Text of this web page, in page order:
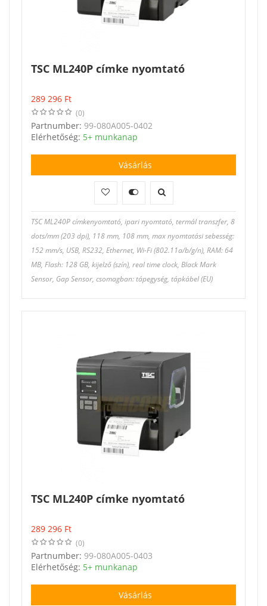
TSC ML240P címke nyomtató
289 296 Ft
(0)
Partnumber: 99-080A005-0402
Elérhetőség: 5+ munkanap
Vásárlás
TSC ML240P címkenyomtató, ipari nyomtató, termál transzfer, 8
dots/mm (203 dpi), 118 mm, 108 mm, max nyomtatási sebesség:
152 mm/s, USB, RS232, Ethernet, Wi-Fi (802.11a/b/g/n), RAM: 64
MB, Flash: 128 GB, kijelző (szín), real time clock, Black Mark
Sensor, Gap Sensor, csomagban: tápegység, tápkábel (EU)
TSC ML240P címke nyomtató
289 296 Ft
(0)
Partnumber: 99-080A005-0403
Elérhetőség: 5+ munkanap
Vásárlás